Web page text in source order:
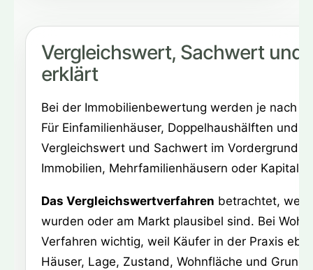
Vergleichswert, Sachwert
erklärt
Bei der Immobilienbewertung werden je nach
Für Einfamilienhäuser, Doppelhaushälften und
Vergleichswert und Sachwert im Vordergrund.
Immobilien, Mehrfamilienhäusern oder
Das Vergleichswertverfahren betrachtet,
wurden oder am Markt plausibel sind. Bei
Verfahren wichtig, weil Käufer in der Praxis
Häuser, Lage, Zustand, Wohnfläche und